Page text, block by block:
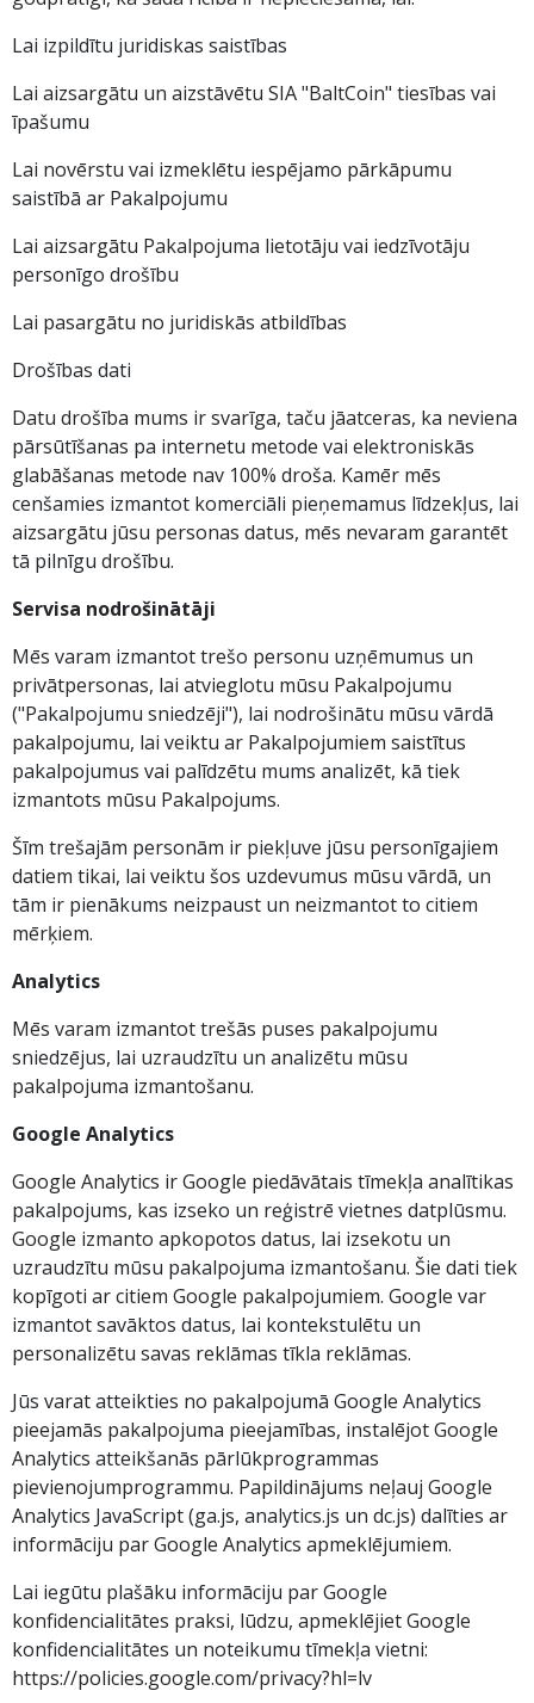
Lai izpildītu juridiskas saistības
Lai aizsargātu un aizstāvētu SIA "BaltCoin" tiesības vai
īpašumu
Lai novērstu vai izmeklētu iespējamo pārkāpumu
saistībā ar Pakalpojumu
Lai aizsargātu Pakalpojuma lietotāju vai iedzīvotāju
personīgo drošību
Lai pasargātu no juridiskās atbildības
Drošības dati
Datu drošība mums ir svarīga, taču jāatceras, ka neviena
pārsūtīšanas pa internetu metode vai elektroniskās
glabāšanas metode nav 100% droša. Kamēr mēs
cenšamies izmantot komerciāli pieņemamus līdzekļus, lai
aizsargātu jūsu personas datus, mēs nevaram garantēt
tā pilnīgu drošību.
Servisa nodrošinātāji
Mēs varam izmantot trešo personu uzņēmumus un
privātpersonas, lai atvieglotu mūsu Pakalpojumu
("Pakalpojumu sniedzēji"), lai nodrošinātu mūsu vārdā
pakalpojumu, lai veiktu ar Pakalpojumiem saistītus
pakalpojumus vai palīdzētu mums analizēt, kā tiek
izmantots mūsu Pakalpojums.
Šīm trešajām personām ir piekļuve jūsu personīgajiem
datiem tikai, lai veiktu šos uzdevumus mūsu vārdā, un
tām ir pienākums neizpaust un neizmantot to citiem
mērķiem.
Analytics
Mēs varam izmantot trešās puses pakalpojumu
sniedzējus, lai uzraudzītu un analizētu mūsu
pakalpojuma izmantošanu.
Google Analytics
Google Analytics ir Google piedāvātais tīmekļa analītikas
pakalpojums, kas izseko un reģistrē vietnes datplūsmu.
Google izmanto apkopotos datus, lai izsekotu un
uzraudzītu mūsu pakalpojuma izmantošanu. Šie dati tiek
kopīgoti ar citiem Google pakalpojumiem. Google var
izmantot savāktos datus, lai kontekstulētu un
personalizētu savas reklāmas tīkla reklāmas.
Jūs varat atteikties no pakalpojumā Google Analytics
pieejamās pakalpojuma pieejamības, instalējot Google
Analytics atteikšanās pārlūkprogrammas
pievienojumprogrammu. Papildinājums neļauj Google
Analytics JavaScript (ga.js, analytics.js un dc.js) dalīties ar
informāciju par Google Analytics apmeklējumiem.
Lai iegūtu plašāku informāciju par Google
konfidencialitātes praksi, lūdzu, apmeklējiet Google
konfidencialitātes un noteikumu tīmekļa vietni:
https://policies.google.com/privacy?hl=lv